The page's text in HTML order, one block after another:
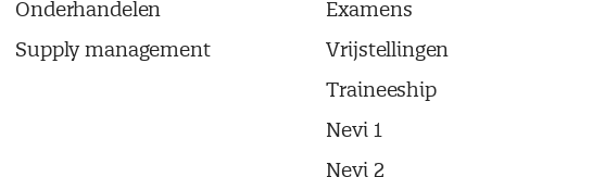
Onderhandelen
Supply management
Examens
Vrijstellingen
Traineeship
Nevi 1
Nevi 2